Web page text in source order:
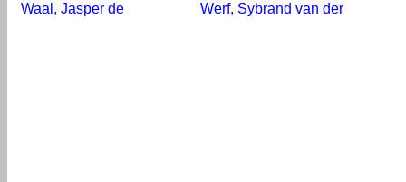
Waal, Jasper de Werf, Sybrand van der